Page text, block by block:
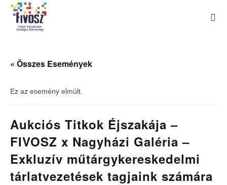
« Összes Események
Ez az esemény elmúlt.
Aukciós Titkok Éjszakája –
FIVOSZ x Nagyházi Galéria –
Exkluzív műtárgykereskedelmi
tárlatvezetések tagjaink számára